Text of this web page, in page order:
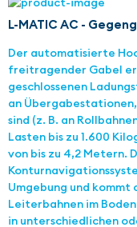
L-MATIC AC -
Der automatisierte
freitragender Gabel
geschlossenen
an
sind (z. B. an
Lasten bis zu 1.600
von bis zu 4,2 Metern.
Umgebung und
Leiterbahnen im
in unterschiedlichen